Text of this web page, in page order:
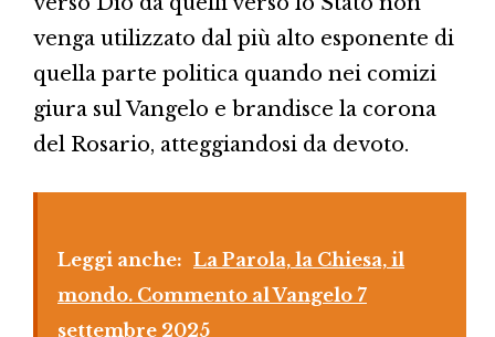
venga utilizzato dal più alto esponente di
quella parte politica quando nei comizi
giura sul Vangelo e brandisce la corona
del Rosario, atteggiandosi da devoto.
Leggi anche: La Parola, la Chiesa, il
mondo. Commento al Vangelo 7
settembre 2025